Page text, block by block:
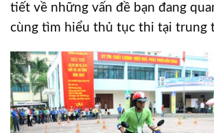
tiết về những vấn đề bạn đang
cùng tìm hiểu thủ tục thi tại trung